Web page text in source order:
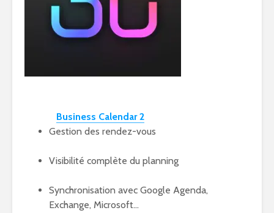
Business Calendar 2
Gestion des rendez-vous
Visibilité complète du planning
Synchronisation avec Google Agenda,
Exchange, Microsoft…